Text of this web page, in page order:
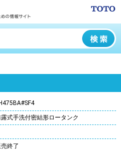
露式手洗付密結形ロータンク
終了